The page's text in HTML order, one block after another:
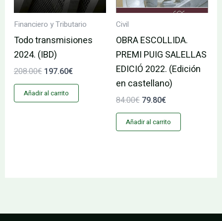
Financiero y Tributario
Todo transmisiones
2024. (IBD)
208.00€ 197.60€
Añadir al carrito
Civil
OBRA ESCOLLIDA.
PREMI PUIG SALELLAS
EDICIÓ 2022. (Edición
en castellano)
84.00€ 79.80€
Añadir al carrito